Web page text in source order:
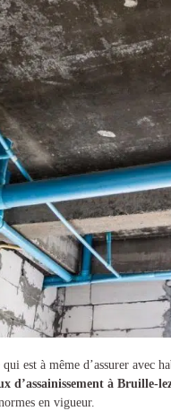
qui est à même d’assurer
d’assainissement à Bruille-
en vigueur.